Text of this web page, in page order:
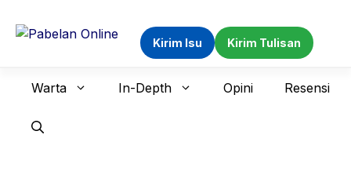
Kirim Isu Kirim Tulisan
Warta In-Depth Opini Resensi